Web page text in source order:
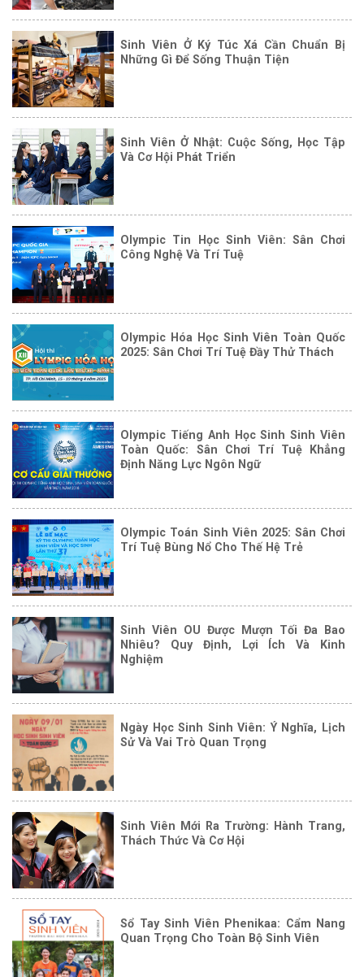
Sinh Viên Ở Ký Túc Xá Cần Chuẩn Bị
Những Gì Để Sống Thuận Tiện
Sinh Viên Ở Nhật: Cuộc Sống, Học Tập
Và Cơ Hội Phát Triển
Olympic Tin Học Sinh Viên: Sân Chơi
Công Nghệ Và Trí Tuệ
Olympic Hóa Học Sinh Viên Toàn Quốc
2025: Sân Chơi Trí Tuệ Đầy Thử Thách
Olympic Tiếng Anh Học Sinh Sinh Viên
Toàn Quốc: Sân Chơi Trí Tuệ Khẳng
Định Năng Lực Ngôn Ngữ
Olympic Toán Sinh Viên 2025: Sân Chơi
Trí Tuệ Bùng Nổ Cho Thế Hệ Trẻ
Sinh Viên OU Được Mượn Tối Đa Bao
Nhiêu? Quy Định, Lợi Ích Và Kinh
Nghiệm
Ngày Học Sinh Sinh Viên: Ý Nghĩa, Lịch
Sử Và Vai Trò Quan Trọng
Sinh Viên Mới Ra Trường: Hành Trang,
Thách Thức Và Cơ Hội
Sổ Tay Sinh Viên Phenikaa: Cẩm Nang
Quan Trọng Cho Toàn Bộ Sinh Viên